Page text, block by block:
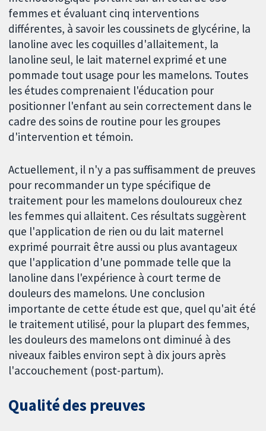
femmes et évaluant cinq interventions
différentes, à savoir les coussinets de glycérine, la
lanoline avec les coquilles d'allaitement, la
lanoline seul, le lait maternel exprimé et une
pommade tout usage pour les mamelons. Toutes
les études comprenaient l'éducation pour
positionner l'enfant au sein correctement dans le
cadre des soins de routine pour les groupes
d'intervention et témoin.
Actuellement, il n'y a pas suffisamment de preuves
pour recommander un type spécifique de
traitement pour les mamelons douloureux chez
les femmes qui allaitent. Ces résultats suggèrent
que l'application de rien ou du lait maternel
exprimé pourrait être aussi ou plus avantageux
que l'application d'une pommade telle que la
lanoline dans l'expérience à court terme de
douleurs des mamelons. Une conclusion
importante de cette étude est que, quel qu'ait été
le traitement utilisé, pour la plupart des femmes,
les douleurs des mamelons ont diminué à des
niveaux faibles environ sept à dix jours après
l'accouchement (post-partum).
Qualité des preuves